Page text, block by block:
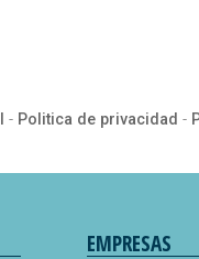
- Politica de privacidad -
EMPRESAS